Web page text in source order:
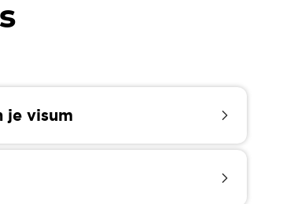
je visum
te verhuizen, moet je
op basis van het aantal
en de werkdruk van het